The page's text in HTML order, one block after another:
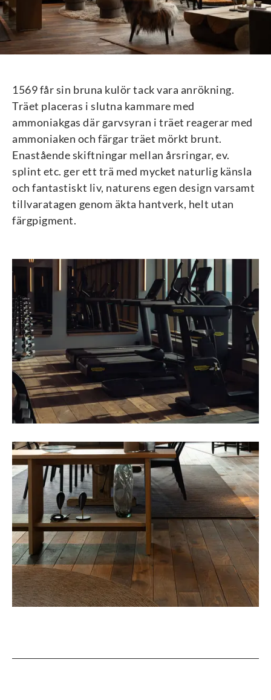
1569 får sin bruna kulör tack vara anrökning.
Träet placeras i slutna kammare med
ammoniakgas där garvsyran i träet reagerar med
ammoniaken och färgar träet mörkt brunt.
Enastående skiftningar mellan årsringar, ev.
splint etc. ger ett trä med mycket naturlig känsla
och fantastiskt liv, naturens egen design varsamt
tillvaratagen genom äkta hantverk, helt utan
färgpigment.